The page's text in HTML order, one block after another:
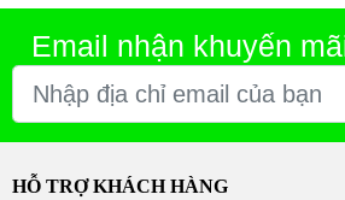
Email nhận khuyến
HỖ TRỢ KHÁCH HÀNG